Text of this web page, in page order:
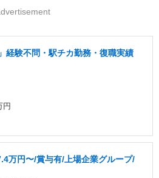
経験不問・駅チカ勤務・復職実績
円
万円〜/賞与有/上場企業グループ/